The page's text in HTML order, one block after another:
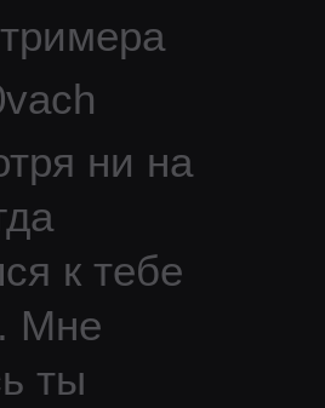
ни на
к тебе
Мне
ты